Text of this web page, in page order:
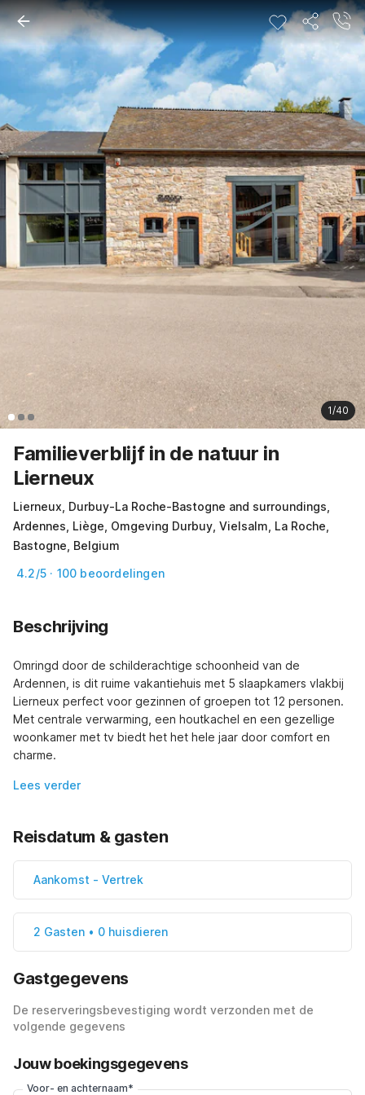
1/40
Familieverblijf in de natuur in
Lierneux
Lierneux, Durbuy-La Roche-Bastogne and surroundings,
Ardennes, Liège, Omgeving Durbuy, Vielsalm, La Roche,
Bastogne, Belgium
4.2/5 · 100 beoordelingen
Beschrijving
Omringd door de schilderachtige schoonheid van de
Ardennen, is dit ruime vakantiehuis met 5 slaapkamers vlakbij
Lierneux perfect voor gezinnen of groepen tot 12 personen.
Met centrale verwarming, een houtkachel en een gezellige
woonkamer met tv biedt het het hele jaar door comfort en
charme.
Lees verder
Reisdatum & gasten
Aankomst - Vertrek
2 Gasten • 0 huisdieren
Gastgegevens
De reserveringsbevestiging wordt verzonden met de
volgende gegevens
Jouw boekingsgegevens
Voor- en achternaam*